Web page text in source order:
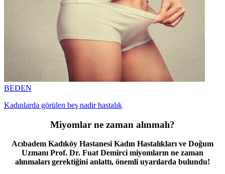
BEDEN
Kadınlarda görülen beş nadir hastalık
Miyomlar ne zaman alınmalı?
Acıbadem Kadıköy Hastanesi Kadın Hastalıkları ve Doğum
Uzmanı Prof. Dr. Fuat Demirci miyomların ne zaman
alınmaları gerektiğini anlattı, önemli uyarılarda bulundu!